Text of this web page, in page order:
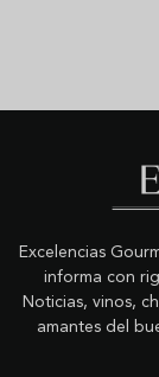
Excelencias
informa con
Noticias, vinos,
amantes del